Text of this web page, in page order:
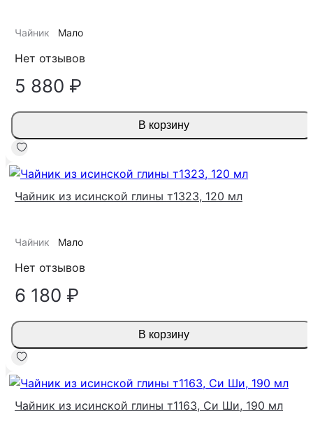
Чайник Мало
Нет отзывов
5 880 ₽
В корзину
Чайник из исинской глины т1323, 120 мл
Чайник Мало
Нет отзывов
6 180 ₽
В корзину
Чайник из исинской глины т1163, Си Ши, 190 мл